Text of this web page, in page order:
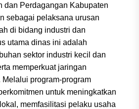
dan Perdagangan Kabupaten
sebagai pelaksana urusan
di bidang industri dan
utama dinas ini adalah
sektor industri kecil dan
memperkuat jaringan
program-program
untuk meningkatkan
memfasilitasi pelaku usaha